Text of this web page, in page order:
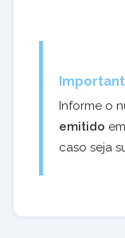
Informe o
emitido
caso seja